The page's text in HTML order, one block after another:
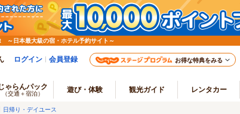
～日本最大級の宿・ホテル予約サイト～
ログイン 会員登録 お得な特典をみる
ゃらんパック
（交通＋宿泊） 遊び・体験 観光ガイド レンタカー
日帰り・デイユース